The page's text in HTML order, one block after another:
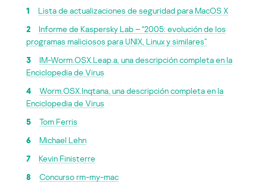
1
Lista de actualizaciones de seguridad para MacOS X
2
Informe de Kaspersky Lab – “2005: evolución de los
programas maliciosos para UNIX, Linux y similares”
3
IM-Worm.OSX.Leap.a, una descripción completa en la
Enciclopedia de Virus
4
Worm.OSX.Inqtana, una descripción completa en la
Enciclopedia de Virus
5
Tom Ferris
6
Michael Lehn
7
Kevin Finisterre
8
Concurso rm-my-mac